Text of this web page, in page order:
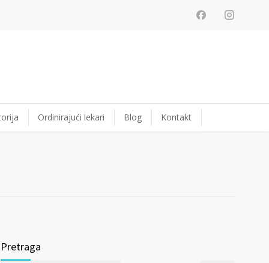
Ordinirajući lekari Blog Kontakt
Pretraga